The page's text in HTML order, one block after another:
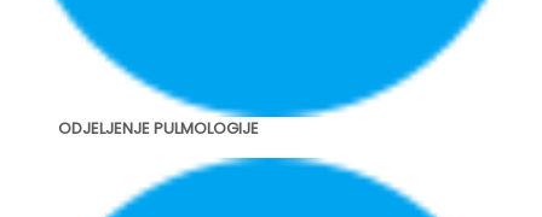
ODJELJENJE PULMOLOGIJE